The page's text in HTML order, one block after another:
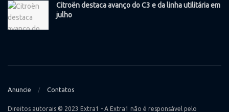
Citroën destaca avanço do C3 e da linha utilitária em
julho
Anuncie Contatos
Direitos autorais © 2023 Extra1 - A Extra1 não é responsável pelo